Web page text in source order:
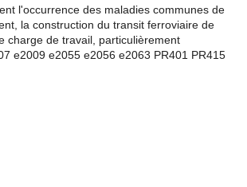
l'occurrence des maladies communes de
la construction du transit ferroviaire de
charge de travail, particulièrement
e2009 e2055 e2056 e2063 PR401 PR415